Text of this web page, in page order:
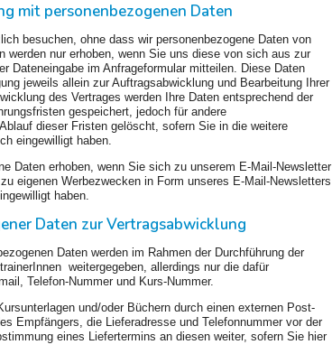
mit personenbezogenen Daten
besuchen, ohne dass wir personenbezogene Daten von
werden nur erhoben, wenn Sie uns diese von sich aus zur
Dateneingabe im Anfrageformular mitteilen. Diese Daten
jeweils allein zur Auftragsabwicklung und Bearbeitung Ihrer
des Vertrages werden Ihre Daten entsprechend der
gespeichert, jedoch für andere
dieser Fristen gelöscht, sofern Sie in die weitere
eingewilligt haben.
Daten erhoben, wenn Sie sich zu unserem E-Mail-Newsletter
eigenen Werbezwecken in Form unseres E-Mail-Newsletters
haben.
Daten zur Vertragsabwicklung
Daten werden im Rahmen der Durchführung der
weitergegeben, allerdings nur die dafür
Telefon-Nummer und Kurs-Nummer.
und/oder Büchern durch einen externen Post-
Empfängers, die Lieferadresse und Telefonnummer vor der
eines Liefertermins an diesen weiter, sofern Sie hier